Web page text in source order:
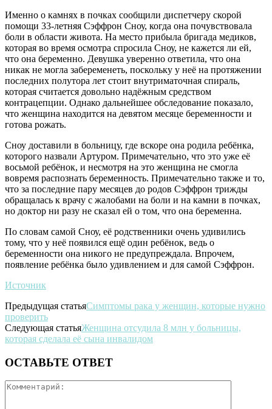
Именно о камнях в почках сообщили диспетчеру скорой
помощи 33-летняя Сэффрон Сноу, когда она почувствовала
боли в области живота. На место прибыла бригада медиков,
которая во время осмотра спросила Сноу, не кажется ли ей,
что она беременно. Девушка уверенно ответила, что она
никак не могла забеременеть, поскольку у неё на протяжении
последних полутора лет стоит внутриматочная спираль,
которая считается довольно надёжным средством
контрацепции. Однако дальнейшее обследование показало,
что женщина находится на девятом месяце беременности и
готова рожать.
Сноу доставили в больницу, где вскоре она родила ребёнка,
которого назвали Артуром. Примечательно, что это уже её
восьмой ребёнок, и несмотря на это женщина не смогла
вовремя распознать беременность. Примечательно также и то,
что за последние пару месяцев до родов Сэффрон трижды
обращалась к врачу с жалобами на боли и на камни в почках,
но доктор ни разу не сказал ей о том, что она беременна.
По словам самой Сноу, её родственники очень удивились
тому, что у неё появился ещё один ребёнок, ведь о
беременности она никого не предупреждала. Впрочем,
появление ребёнка было удивлением и для самой Сэффрон.
Источник
Предыдущая статьяСимптомы рака у женщин, которые нужно
проверить
Следующая статьяЖенщина отсудила 8 млн у больницы,
которая сделала её сына инвалидом
ОСТАВЬТЕ ОТВЕТ